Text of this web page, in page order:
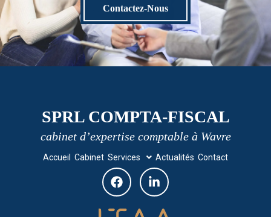
Contactez-Nous
SPRL COMPTA-FISCAL
cabinet d’expertise comptable à Wavre
Accueil Cabinet Services Actualités Contact